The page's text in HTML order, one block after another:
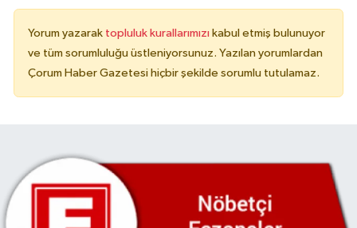
Yorum yazarak topluluk kurallarımızı kabul etmiş bulunuyor
ve tüm sorumluluğu üstleniyorsunuz. Yazılan yorumlardan
Çorum Haber Gazetesi hiçbir şekilde sorumlu tutulamaz.